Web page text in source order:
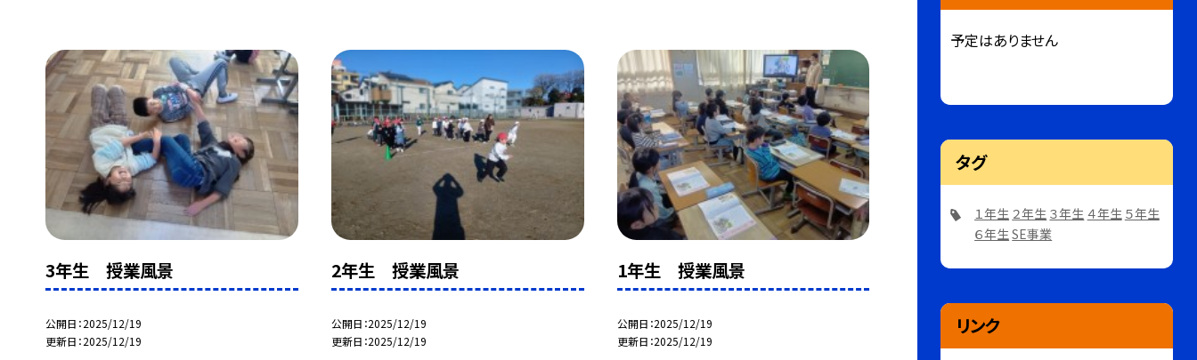
3年生 授業風景
公開日 2025/12/19
更新日 2025/12/19
2年生 授業風景
公開日 2025/12/19
更新日 2025/12/19
1年生 授業風景
公開日 2025/12/19
更新日 2025/12/19
予定はありません
タグ
１年生 ２年生 ３年生 ４年生 ５年生
６年生SE事業
リンク